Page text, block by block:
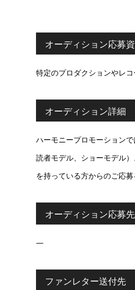
オーディション応募
特定のプロダクションやレ
オーディション詳細
ハーモニープロモーション
読者モデル、ショーモデル
を持っている方からのご応
オーディション応募先
―
ファンレター送付先